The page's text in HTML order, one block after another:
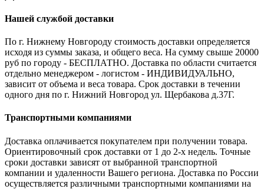
Нашей службой доставки
По г. Нижнему Новгороду стоимость доставки определяется
исходя из суммы заказа, и общего веса. На сумму свыше 20000
руб по городу - БЕСПЛАТНО. Доставка по области считается
отдельно менеджером - логистом - ИНДИВИДУАЛЬНО,
зависит от объема и веса товара. Срок доставки в течении
одного дня по г. Нижний Новгород ул. Щербакова д.37Г.
Транспортными компаниями
Доставка оплачивается покупателем при получении товара.
Ориентировочный срок доставки от 1 до 2-х недель. Точные
сроки доставки зависят от выбранной транспортной
компании и удаленности Вашего региона. Доставка по России
осуществляется различными транспортными компаниями на